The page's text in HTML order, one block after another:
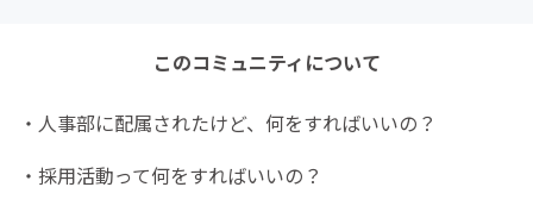
このコミュニティについて
・人事部に配属されたけど、何をすればいいの？
・採用活動って何をすればいいの？